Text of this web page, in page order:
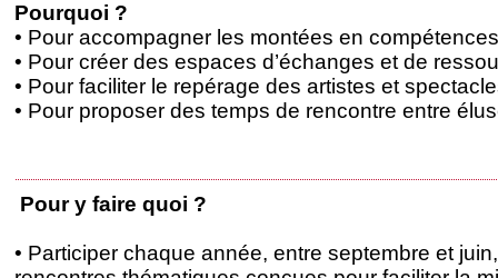
Pourquoi ?
• Pour accompagner les montées en
• Pour créer des espaces d’échanges et de
• Pour faciliter le repérage des artistes et
• Pour proposer des temps de rencontre entre
Pour y faire quoi ?
• Participer chaque année, entre septembre et